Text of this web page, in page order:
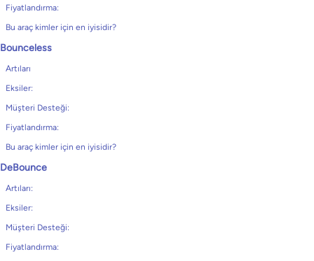
Fiyatlandırma:
Bu araç kimler için en iyisidir?
Bounceless
Artıları
Eksiler:
Müşteri Desteği:
Fiyatlandırma:
Bu araç kimler için en iyisidir?
DeBounce
Artıları:
Eksiler:
Müşteri Desteği:
Fiyatlandırma: